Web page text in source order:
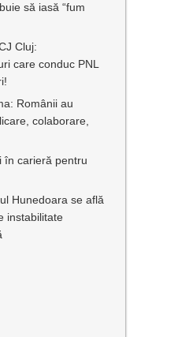
să iasă “fum
Cluj:
care conduc PNL
Românii au
colaborare,
în carieră pentru
Hunedoara se află
instabilitate